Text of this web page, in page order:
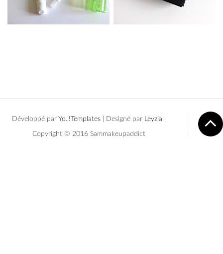
Développé par Yo..!Templates | Designé par Leyzia
Copyright © 2016 Sammakeupaddict